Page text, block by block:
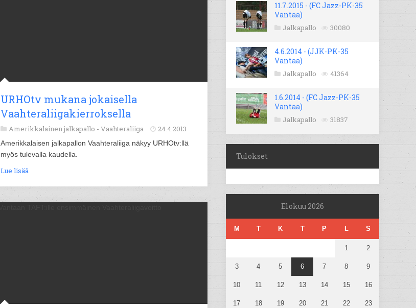
URHOtv mukana jokaisella
Vaahteraliigakierroksella
Amerikkalainen jalkapallo - Vaahteraliiga 24.4.2013
Amerikkalaisen jalkapallon Vaahteraliiga näkyy URHOtv:llä
myös tulevalla kaudella.
Lue lisää
11.7.2015 - (FC Jazz-PK-35
Vantaa)
Jalkapallo 30080
4.6.2014 - (JJK-PK-35
Vantaa)
Jalkapallo 41364
1.6.2014 - (FC Jazz-PK-35
Vantaa)
Jalkapallo 31837
Tulokset
Elokuu 2026
M T K T P L S
1 2
3 4 5 6 7 8 9
10 11 12 13 14 15 16
17 18 19 20 21 22 23